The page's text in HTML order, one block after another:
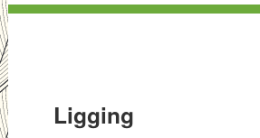
Ligging